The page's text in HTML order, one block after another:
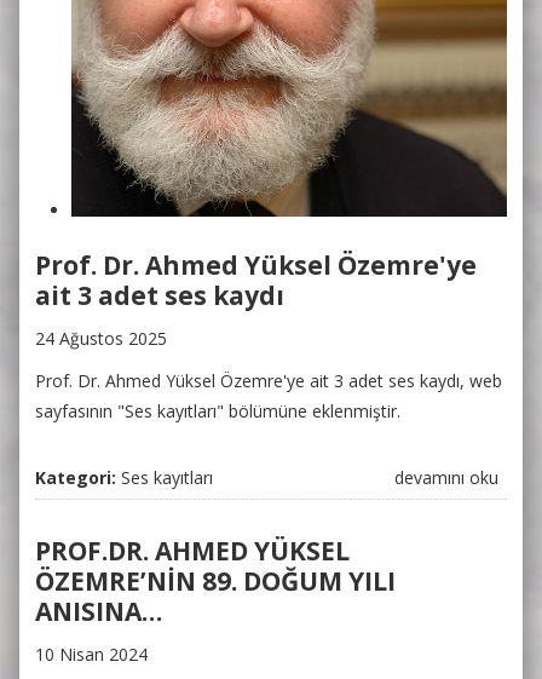
Prof. Dr. Ahmed Yüksel Özemre'ye
ait 3 adet ses kaydı
24 Ağustos 2025
Prof. Dr. Ahmed Yüksel Özemre'ye ait 3 adet ses kaydı, web
sayfasının "Ses kayıtları" bölümüne eklenmiştir.
Kategori:Ses kayıtları
Prof. Dr. Ahmed
Yüksel Özemre'ye
kaydı hakkında
devamını oku
PROF.DR. AHMED YÜKSEL
ÖZEMRE’NİN 89. DOĞUM YILI
ANISINA…
10 Nisan 2024